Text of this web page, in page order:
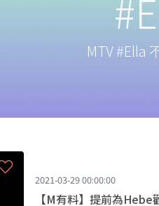
MTV #Ella
2021-03-29 00:00:00
【M有料】提前為